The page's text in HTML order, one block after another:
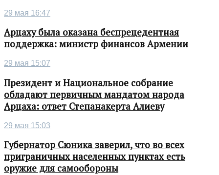
29 мая 16:47
Арцаху была оказана беспрецедентная
поддержка: министр финансов Армении
29 мая 15:07
Президент и Национальное собрание
обладают первичным мандатом народа
Арцаха: ответ Степанакерта Алиеву
29 мая 15:03
Губернатор Сюника заверил, что во всех
приграничных населенных пунктах есть
оружие для самообороны